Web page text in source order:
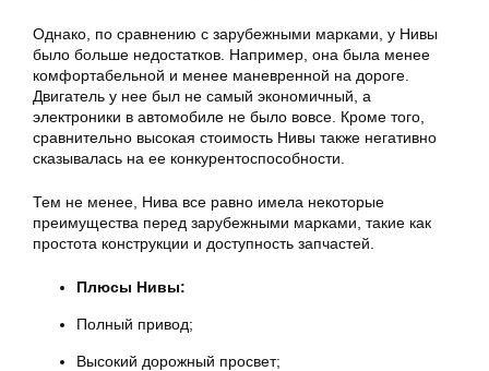
Однако, по сравнению с зарубежными марками, у Нивы
было больше недостатков. Например, она была менее
комфортабельной и менее маневренной на дороге.
Двигатель у нее был не самый экономичный, а
электроники в автомобиле не было вовсе. Кроме того,
сравнительно высокая стоимость Нивы также негативно
сказывалась на ее конкурентоспособности.
Тем не менее, Нива все равно имела некоторые
преимущества перед зарубежными марками, такие как
простота конструкции и доступность запчастей.
Плюсы Нивы:
Полный привод;
Высокий дорожный просвет;